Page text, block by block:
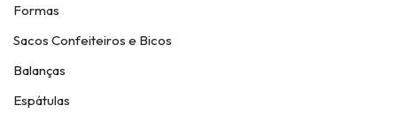
Formas
Sacos Confeiteiros e Bicos
Balanças
Espátulas